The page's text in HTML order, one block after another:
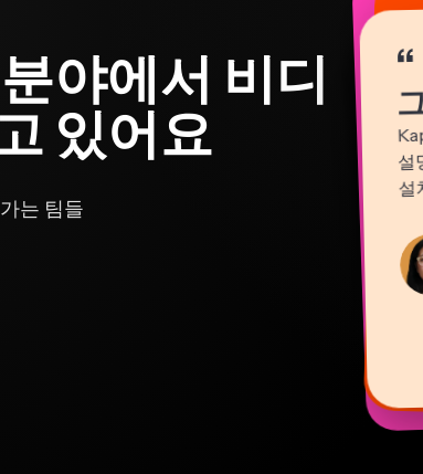
야에서 비디
있어요
는 팀들
“
설
설
“
“
“
“
“